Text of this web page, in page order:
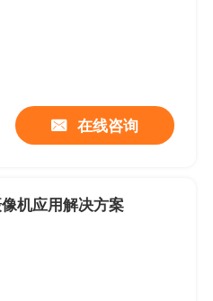
在线咨询
机应用解决方案